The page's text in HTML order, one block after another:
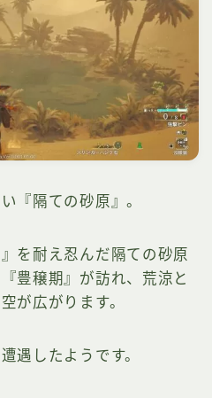
『隔ての砂原』。
を耐え忍んだ隔ての砂原
豊穣期』が訪れ、荒涼と
が広がります。
遇したようです。